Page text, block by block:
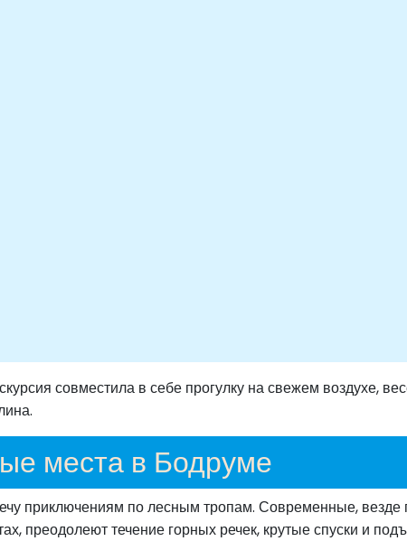
совместила в себе прогулку на свежем воздухе,
места в Бодруме
приключениям по лесным тропам. Современные,
преодолеют течение горных речек, крутые спуски и